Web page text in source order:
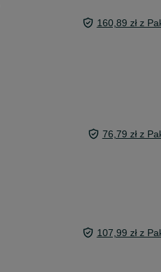
160,89 zł z
76,79 zł z
107,99 zł z